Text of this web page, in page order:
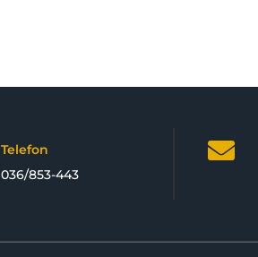
Telefon
036/853-443
